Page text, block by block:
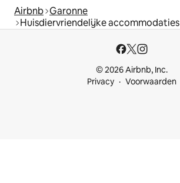
Airbnb Garonne
Huisdiervriendelijke accommodaties
© 2026 Airbnb, Inc.
Privacy
Voorwaarden